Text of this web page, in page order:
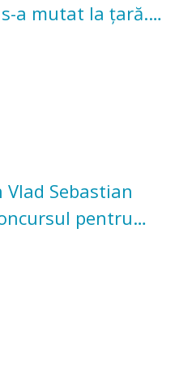
a mutat la țară.
în grădina
Sebastian
pentru
Casei